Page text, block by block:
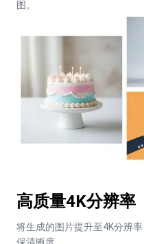
图。
高质量4K分辨率
将生成的图片提升至4K分辨
保清晰度。